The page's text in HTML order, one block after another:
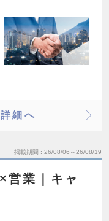
詳細へ
掲載期間 26/08/06～26/08/19
営業｜キャ